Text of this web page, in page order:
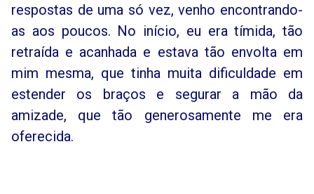
respostas de uma só vez, venho encontrando-
as aos poucos. No início, eu era tímida, tão
retraída e acanhada e estava tão envolta em
mim mesma, que tinha muita dificuldade em
estender os braços e segurar a mão da
amizade, que tão generosamente me era
oferecida.